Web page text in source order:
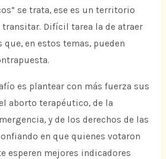
se trata, ese es un territorio
Difícil tarea la de atraer
que, en estos temas, pueden
es plantear con más fuerza sus
aborto terapéutico, de la
y de los derechos de las
en que quienes votaron
esperen mejores indicadores